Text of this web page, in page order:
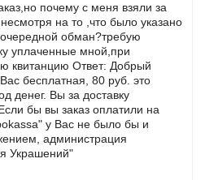
почему с меня взяли за
на то ,что было указано
обман?требую
уплаченные мной,при
квитанцию Ответ: Добрый
бесплатная, 80 руб. это
денег. Вы за доставку
бы вы заказ оплатили на
у Вас не было бы и
администрация
Украшений"